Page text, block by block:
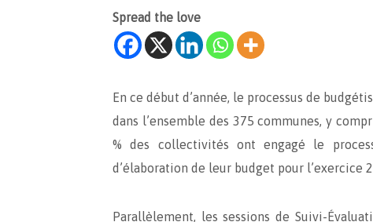
Spread the love
En ce début d’année, le processus de
dans l’ensemble des 375 communes, y
% des collectivités ont engagé le
d’élaboration de leur budget pour l’exercice
Parallèlement, les sessions de Suivi-